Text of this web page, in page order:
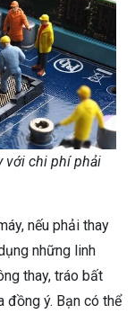
với chi phí phải
nếu phải thay
những linh
thay, tráo bất
đồng ý. Bạn có thể